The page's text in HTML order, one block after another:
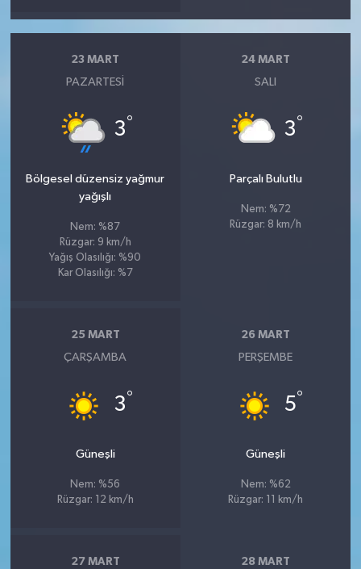
23 MART
PAZARTESI
3°
Bölgesel düzensiz yağmur
yağışlı
Nem: %87
Rüzgar: 9 km/h
Yağış Olasılığı: %90
Kar Olasılığı: %7
24 MART
SALI
3°
Parçalı Bulutlu
Nem: %72
Rüzgar: 8 km/h
25 MART
ÇARŞAMBA
3°
Güneşli
Nem: %56
Rüzgar: 12 km/h
26 MART
PERŞEMBE
5°
Güneşli
Nem: %62
Rüzgar: 11 km/h
27 MART 28 MART